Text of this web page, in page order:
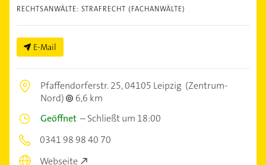
RECHTSANWÄLTE: STRAFRECHT (FACHANWÄLTE)
E-Mail
Pfaffendorferstr. 25,04105 Leipzig (Zentrum-
Nord)
6,6 km
Geöffnet –Schließt um 18:00
0341 98 98 40 70
Webseite